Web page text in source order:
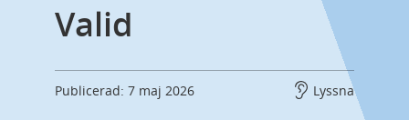
Valid
Publicerad: 7 maj 2026 Lyssna